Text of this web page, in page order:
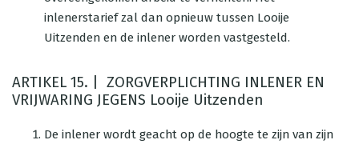
inlenerstarief zal dan opnieuw tussen Looije
Uitzenden en de inlener worden vastgesteld.
ARTIKEL 15. | ZORGVERPLICHTING INLENER EN
VRIJWARING JEGENS Looije Uitzenden
De inlener wordt geacht op de hoogte te zijn van zijn